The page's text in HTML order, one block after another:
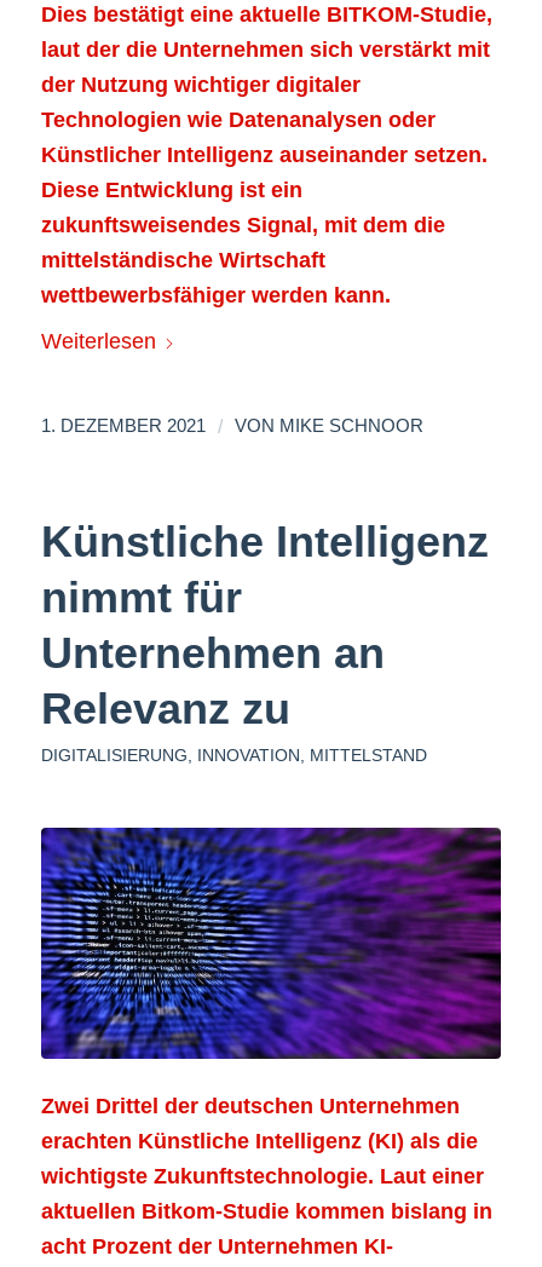
Dies bestätigt eine aktuelle BITKOM-Studie,
laut der die Unternehmen sich verstärkt mit
der Nutzung wichtiger digitaler
Technologien wie Datenanalysen oder
Künstlicher Intelligenz auseinander setzen.
Diese Entwicklung ist ein
zukunftsweisendes Signal, mit dem die
mittelständische Wirtschaft
wettbewerbsfähiger werden kann.
Weiterlesen
1. DEZEMBER 2021 / VON MIKE SCHNOOR
Künstliche Intelligenz
nimmt für
Unternehmen an
Relevanz zu
DIGITALISIERUNG INNOVATION MITTELSTAND
Zwei Drittel der deutschen Unternehmen
erachten Künstliche Intelligenz (KI) als die
wichtigste Zukunftstechnologie. Laut einer
aktuellen Bitkom-Studie kommen bislang in
acht Prozent der Unternehmen KI-